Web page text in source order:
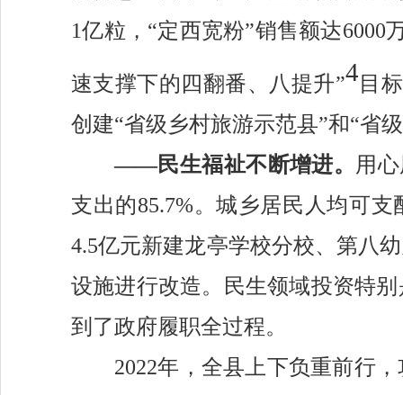
1亿粒 ， “定西宽粉”销售额达6000
速支撑下的四翻番、八提升”4 目
创建“省级乡村旅游示范县”和“省
——民生福祉不断增进。
用
支出的85.7%。城乡居民人均可支
4.5亿元新建龙亭学校分校、第八
设施进行改造。民生领域投资特
到了政府履职全过程。
2022年，全县上下负重前行